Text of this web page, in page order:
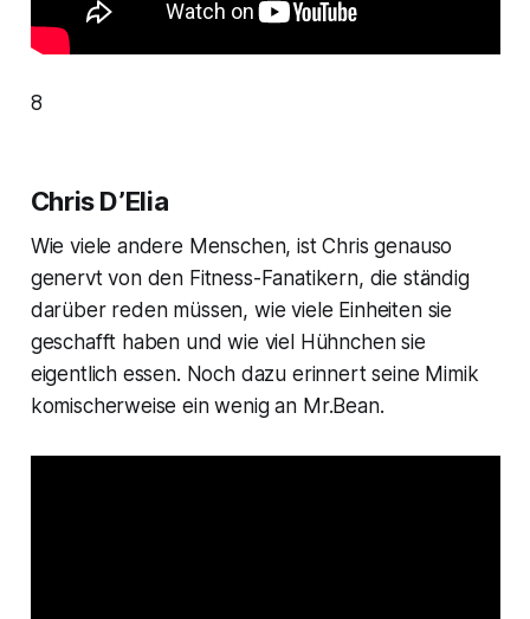
8
Chris D’Elia
Wie viele andere Menschen, ist Chris genauso
genervt von den Fitness-Fanatikern, die ständig
darüber reden müssen, wie viele Einheiten sie
geschafft haben und wie viel Hühnchen sie
eigentlich essen. Noch dazu erinnert seine Mimik
komischerweise ein wenig an Mr.Bean.